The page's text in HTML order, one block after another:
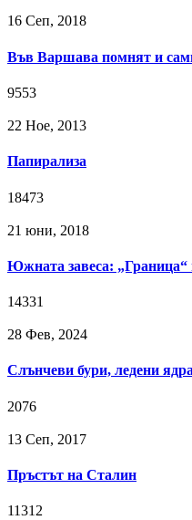
16 Сeп, 2018
Във Варшава помнят и
9553
22 Ное, 2013
Папирализа
18473
21 юни, 2018
Южната завеса: „Граница“
14331
28 Фев, 2024
Слънчеви бури, ледени
2076
13 Сeп, 2017
Пръстът на Сталин
11312